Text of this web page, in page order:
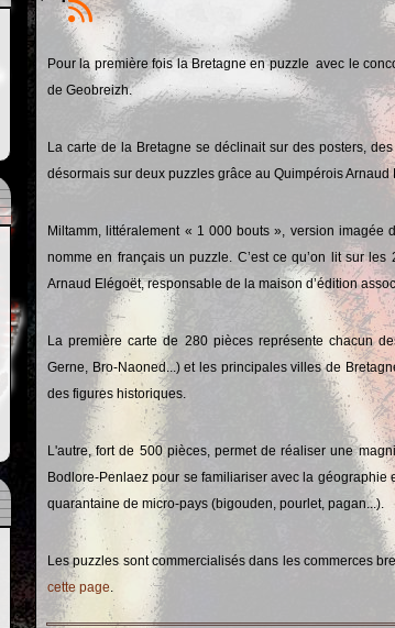
Pour la première fois la Bretagne en puzzle avec le
de Geobreizh.
La carte de la Bretagne se déclinait sur des posters,
désormais sur deux puzzles grâce au Quimpérois Arnaud
Miltamm, littéralement « 1 000 bouts », version imagée
nomme en français un puzzle. C’est ce qu’on lit sur
Arnaud Elégoët, responsable de la maison d’édition
La première carte de 280 pièces représente chacun
Gerne, Bro-Naoned...) et les principales villes de
des figures historiques.
L'autre, fort de 500 pièces, permet de réaliser une
Bodlore-Penlaez pour se familiariser avec la géographie
quarantaine de micro-pays (bigouden, pourlet, pagan...).
Les puzzles sont commercialisés dans les commerces
cette page